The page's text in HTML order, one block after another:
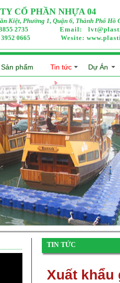
CỔ PHẦN NHỰA 04
Kiệt, Phường 1, Quận 6, Thành Phố Hồ
2735
Email:
0665
Wesite:
Sản phẩm Tin tức Dự Án
TIN TỨC
Xuất